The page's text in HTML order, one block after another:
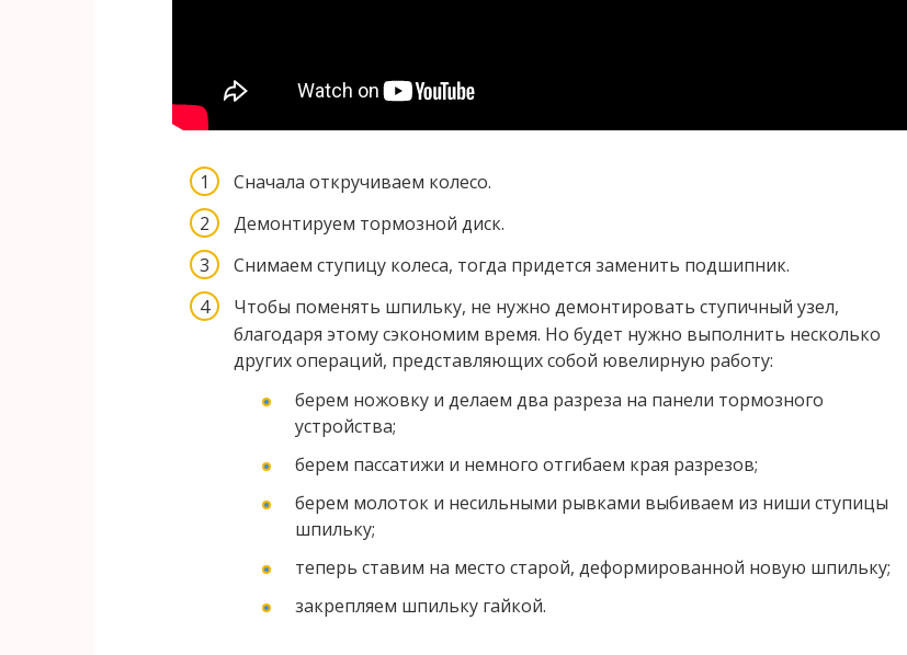
Сначала откручиваем колесо.
Демонтируем тормозной диск.
Снимаем ступицу колеса, тогда придется заменить подшипник.
Чтобы поменять шпильку, не нужно демонтировать ступичный узел,
благодаря этому сэкономим время. Но будет нужно выполнить несколько
других операций, представляющих собой ювелирную работу:
берем ножовку и делаем два разреза на панели тормозного
устройства;
берем пассатижи и немного отгибаем края разрезов;
берем молоток и несильными рывками выбиваем из ниши ступицы
шпильку;
теперь ставим на место старой, деформированной новую шпильку;
закрепляем шпильку гайкой.